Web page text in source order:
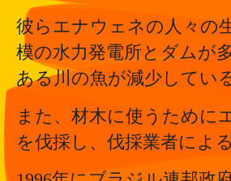
彼らエナウェネの人々の
模の水力発電所とダムが
ある川の魚が減少している
また、材木に使うために
を伐採し、伐採業者によ